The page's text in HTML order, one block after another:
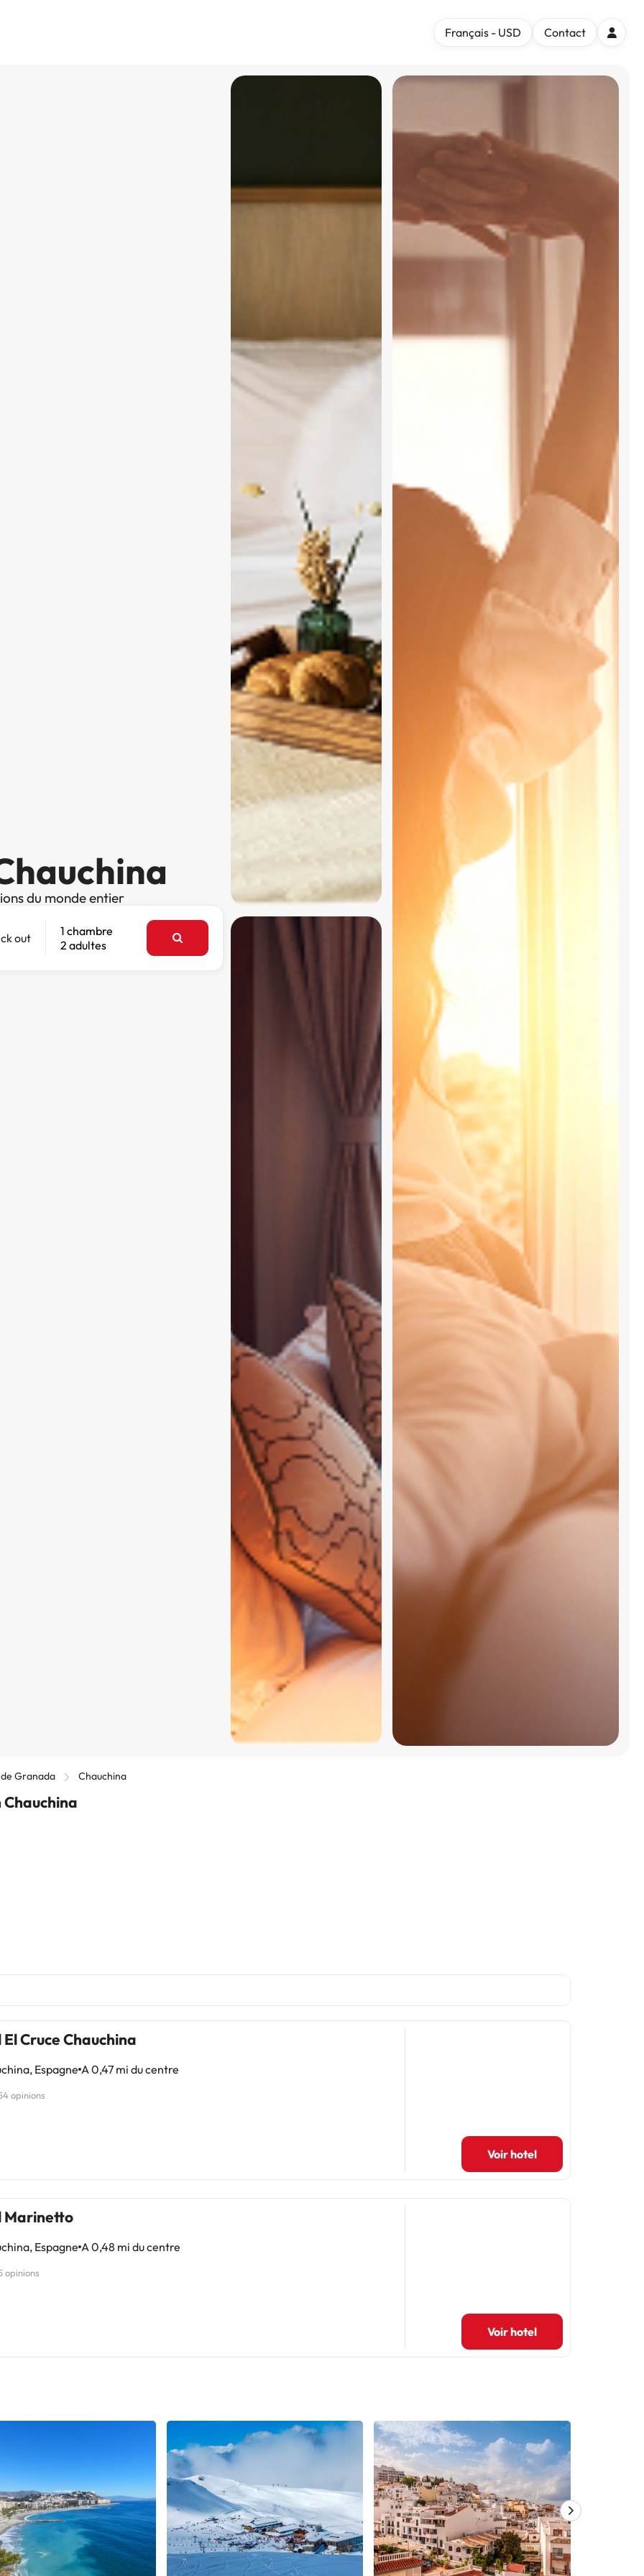
Français - USD Contact
du monde entier
out
1 chambre
2 adultes
Granada Chauchina
Cruce Chauchina
Espagne A 0,47 mi du centre
opinions
Voir hotel
Marinetto
Espagne A 0,48 mi du centre
opinions
Voir hotel